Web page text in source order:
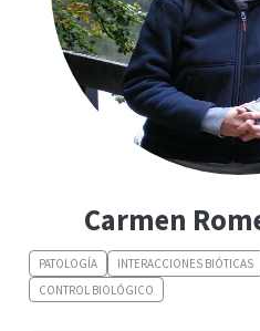
Carmen
PATOLOGÍA INTERACCIONES BIÓTICAS
CONTROL BIOLÓGICO